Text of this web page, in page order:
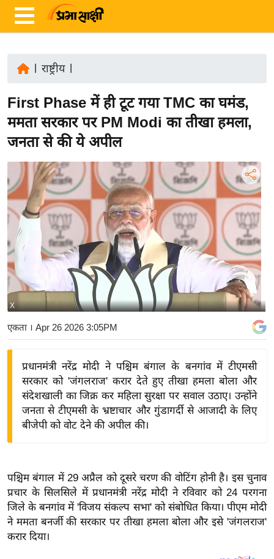
ज़ा
ख
र
रा
ष्ट्री
अं
त
र्रा
ष्ट्री
य
बि
ज़
ने
द्यो
वि
शे
ष
ज्ञ
रा
राष्ट्रीय|
First Phase में ही टूट गया TMC का घमंड,
ममता सरकार पर PM Modi का तीखा हमला,
जनता से की ये अपील
X
एकता । Apr 26 2026 3:05PM
प्रधानमंत्री नरेंद्र मोदी ने पश्चिम बंगाल के बनगांव में टीएमसी
सरकार को 'जंगलराज' करार देते हुए तीखा हमला बोला और
संदेशखाली का जिक्र कर महिला सुरक्षा पर सवाल उठाए। उन्होंने
जनता से टीएमसी के भ्रष्टाचार और गुंडागर्दी से आजादी के लिए
बीजेपी को वोट देने की अपील की।
पश्चिम बंगाल में 29 अप्रैल को दूसरे चरण की वोटिंग होनी है। इस चुनाव
प्रचार के सिलसिले में प्रधानमंत्री नरेंद्र मोदी ने रविवार को 24 परगना
जिले के बनगांव में 'विजय संकल्प सभा' को संबोधित किया। पीएम मोदी
ने ममता बनर्जी की सरकार पर तीखा हमला बोला और इसे 'जंगलराज'
करार दिया।